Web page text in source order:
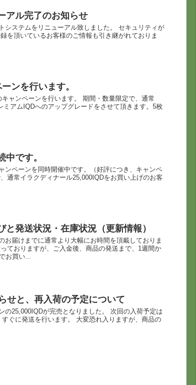
アル完了のお知らせ
システムをリニューアル致しました。 セキュリティが
を頂いているお客様のご情報も引き継がれておりま
ンを行います。
ャンペーンを行います。 期間・数量限定で、通常
アムIQDへのアップグレードをさせて頂きます。5枚
です。
ンペーンを同時開催中です。（好評につき、キャンペ
通常イラクディナール25,000IQDをお買い上げのお客
発送状況・在庫状況（更新情報）
届けまでに通常より大幅にお時間を頂戴しておりま
ておりますが、ご入金後、商品の発送まで、1週間か
お買い...
せと、再入荷の予定について
の25,000IQDが完売となりました。 次回の入荷予定は
ぐに発送を行います。 大変恐れ入りますが、商品の